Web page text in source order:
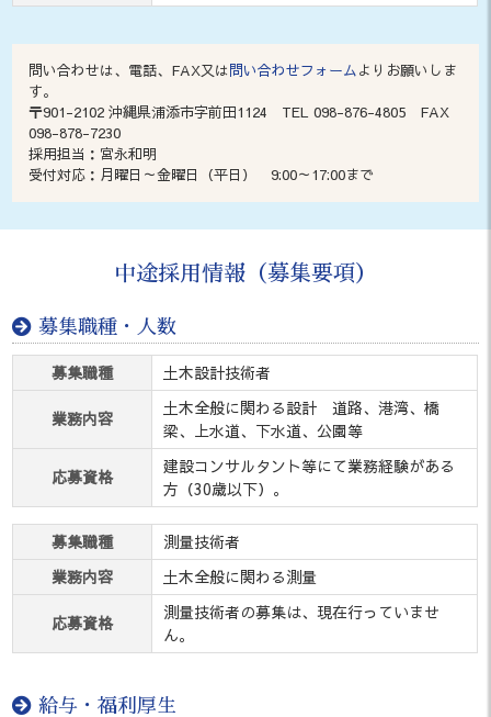
問い合わせは、電話、FAX又は問い合わせフォームよりお願いしま
す。
〒901-2102 沖縄県浦添市字前田1124 TEL 098-876-4805 FAX
098-878-7230
採用担当：宮永和明
受付対応：月曜日～金曜日（平日） 9:00～17:00まで
中途採用情報（募集要項）
募集職種・人数
募集職種 土木設計技術者
業務内容
土木全般に関わる設計 道路、港湾、橋
梁、上水道、下水道、公園等
応募資格
建設コンサルタント等にて業務経験がある
方（30歳以下）。
募集職種
測量技術者
業務内容
土木全般に関わる測量
応募資格
測量技術者の募集は、現在行っていませ
ん。
給与・福利厚生